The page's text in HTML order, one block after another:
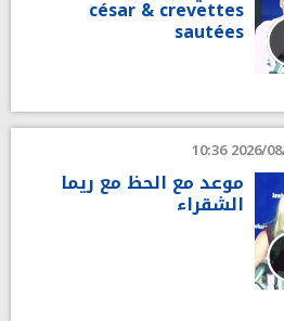
césar & crevettes
sautées
2026/08/08
موعد مع الحظ مع ريما
الشقراء